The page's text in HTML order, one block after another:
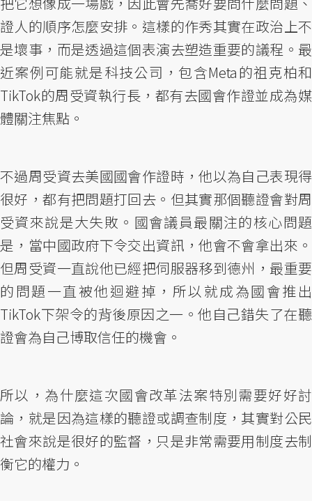
證人的順序怎麼安排。這樣的作秀其實在政治上不
是壞事，而是透過這個表演去塑造重要的議程。最
近案例可能就是科技公司，包含Meta的祖克柏和
TikTok的周受資執行長，都有去國會作證並成為媒
體關注焦點。
不過周受資去美國國會作證時，他以為自己表現得
很好，都有把問題打回去。但其實那個聽證會對周
受資來說是大失敗。國會議員最關注的核心問題
是，當中國政府下令交出資訊，他會不會拿出來。
但周受資一直說他已經把伺服器移到德州，最重要
的問題一直被他迴避掉，所以就成為國會推出
TikTok下架令的背後原因之一。他自己錯失了在聽
證會為自己博取信任的機會。
所以，為什麼這次國會改革法案特別需要好好討
論，就是因為這樣的聽證或調查制度，其實對公民
社會來說是很好的監督，只是非常需要用制度去制
衡它的權力。